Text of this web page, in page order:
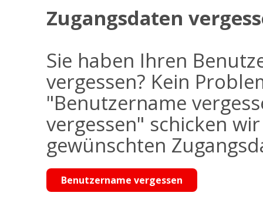
Zugangsdaten
Sie haben Ihren
vergessen? Kein
"Benutzername
vergessen" schicken
gewünschten
Benutzername vergessen